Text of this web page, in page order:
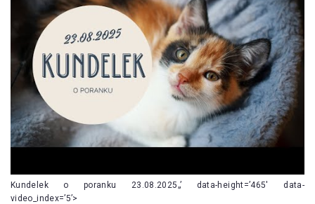
Kundelek o poranku 23.08.2025„’ data-height=’465′ data-
video_index=’5’>